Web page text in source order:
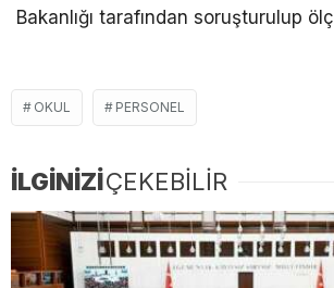
Bakanlığı tarafından soruşturulup
OKUL PERSONEL
İLGİNİZİÇEKEBİLİR